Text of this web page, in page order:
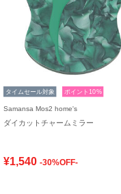
タイムセール対象 ポイント10%
Samansa Mos2 home's
ダイカットチャームミラー
¥1,540 -30%OFF-